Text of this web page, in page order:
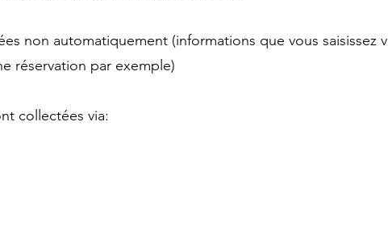
non automatiquement (informations que vous saisissez
réservation par exemple)
collectées via: